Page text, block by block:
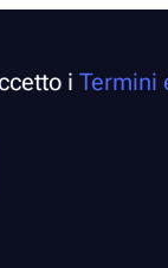
i Termini